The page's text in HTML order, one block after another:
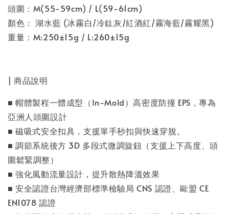
頭圍：M(55-59cm) / L(59-61cm)
顏色： 湖水藍 (冰霧白/冷鈦灰/紅酒紅/霧海藍/霧耀黑)
重量：M:250±15g / L:260±15g
| 商品說明
■帽體製程一體成型（In-Mold）高密度防撞 EPS ，專為
亞洲人頭圍設計
■ 磁吸式安全扣具，支援單手秒扣與快速穿脫。
■調節系統後方 3D 多段式微調旋鈕 （支援上下高度、頭
圍鬆緊調整）
■ 強化風動流量設計，提升散熱降溫效果
■安全認證台灣經濟部標準檢驗局 CNS 認證、歐盟 CE
EN1078 認證